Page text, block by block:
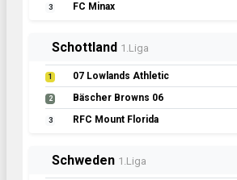
3 FC Minax
Schottland 1.Liga
1 07 Lowlands Athletic
2 Bäscher Browns 06
3 RFC Mount Florida
Schweden 1.Liga